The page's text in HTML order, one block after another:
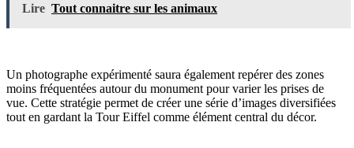
Lire Tout connaitre sur les animaux
Un photographe expérimenté saura également repérer des zones
moins fréquentées autour du monument pour varier les prises de
vue. Cette stratégie permet de créer une série d’images diversifiées
tout en gardant la Tour Eiffel comme élément central du décor.